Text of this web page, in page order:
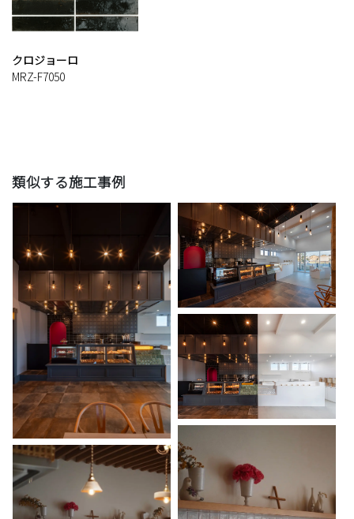
クロジョーロ
MRZ-F7050
類似する施工事例